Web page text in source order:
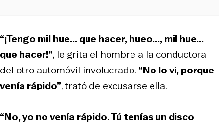
“¡Tengo mil hue... que hacer, hueo..., mil hue...
que hacer!”, le grita el hombre a la conductora
del otro automóvil involucrado. “No lo vi, porque
venía rápido”, trató de excusarse ella.
“No, yo no venía rápido. Tú tenías un disco